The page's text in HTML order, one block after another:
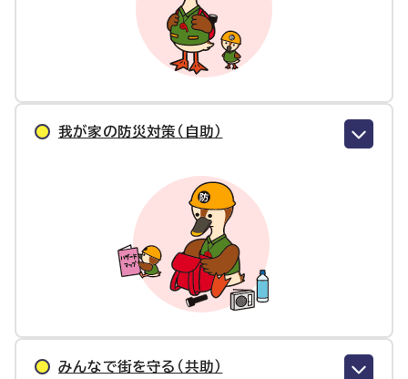
我が家の防災対策（自助）
みんなで街を守る（共助）